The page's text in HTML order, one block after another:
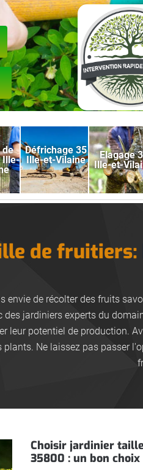
de
Ille-
Défrichage 35
Ille-et-Vilaine
Elagage
Ille-et-
de fruitiers:
envie de récolter des fruits
des jardiniers experts du
leur potentiel de production.
plants. Ne laissez pas passer
Choisir jardinier
35800 : un bon choix